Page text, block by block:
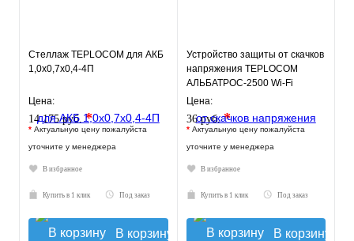
Стеллаж TEPLOCOM для АКБ
1,0х0,7х0,4-4П
Цена:
14 175 руб.*
* Актуальную цену пожалуйста
уточните у менеджера
В избранное
Купить в 1 клик Под заказ
В корзину
Устройство защиты от скачков
напряжения TEPLOCOM
АЛЬБАТРОС-2500 Wi-Fi
Цена:
36 руб.*
* Актуальную цену пожалуйста
уточните у менеджера
В избранное
Купить в 1 клик Под заказ
В корзину